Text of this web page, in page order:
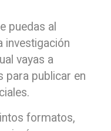
puedas al
investigación
vayas a
para publicar en
formatos,